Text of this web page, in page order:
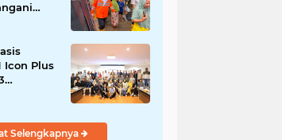
Fadly
Icon Plus
Selengkapnya